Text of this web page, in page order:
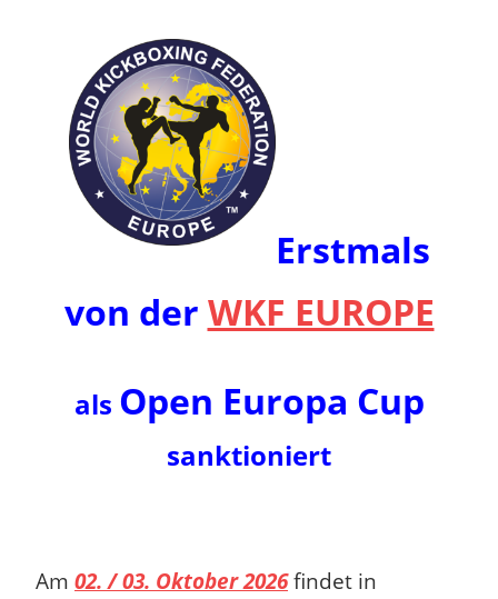
Erstmals
von der WKF EUROPE
als Open Europa Cup
sanktioniert
Am 02. / 03. Oktober 2026findet in